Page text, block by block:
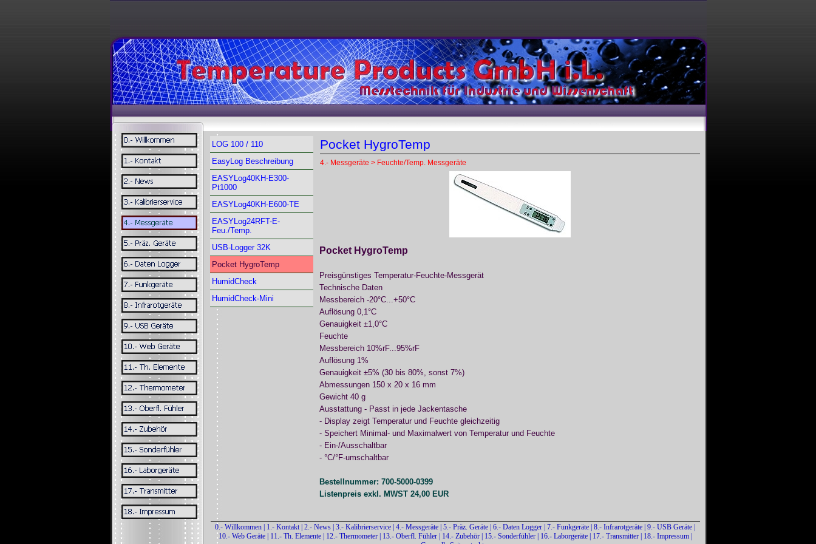
LOG 100 / 110
EasyLog Beschreibung
EASYLog40KH-E300-
Pt1000
EASYLog40KH-E600-TE
EASYLog24RFT-E-
Feu./Temp.
USB-Logger 32K
Pocket HygroTemp
HumidCheck
HumidCheck-Mini
Pocket HygroTemp
4.- Messgeräte > Feuchte/Temp. Messgeräte
Pocket HygroTemp
Preisgünstiges Temperatur-Feuchte-Messgerät
Technische Daten
Messbereich -20°C...+50°C
Auflösung 0,1°C
Genauigkeit ±1,0°C
Feuchte
Messbereich 10%rF...95%rF
Auflösung 1%
Genauigkeit ±5% (30 bis 80%, sonst 7%)
Abmessungen 150 x 20 x 16 mm
Gewicht 40 g
Ausstattung -Passt in jede Jackentasche
-Display zeigt Temperatur und Feuchte gleichzeitig
-Speichert Minimal-und Maximalwert von Temperatur und Feuchte
-Ein-/Ausschaltbar
-°C/°F-umschaltbar
Bestellnummer: 700-5000-0399
Listenpreis exkl. MWST 24,00 EUR
0.- Willkommen 1.- Kontakt 2.- News 3.- Kalibrierservice 4.- Messgeräte 5.- Präz. Geräte 6.- Daten Logger 7.- Funkgeräte 8.- Infrarotgeräte 9.- USB Geräte
10.- Web Geräte| 11.- Th. Elemente| 12.- Thermometer| 13.- Oberfl. Fühler| 14.- Zubehör 15.- Sonderfühler| 16.- Laborgeräte| 17.- Transmitter| 18.- Impressum|